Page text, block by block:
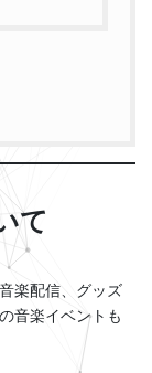
て
楽配信、グッズ
音楽イベントも